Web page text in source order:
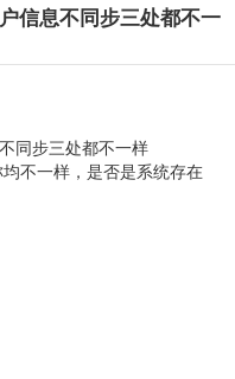
信息不同步三处都不一
同步三处都不一样
不一样，是否是系统存在